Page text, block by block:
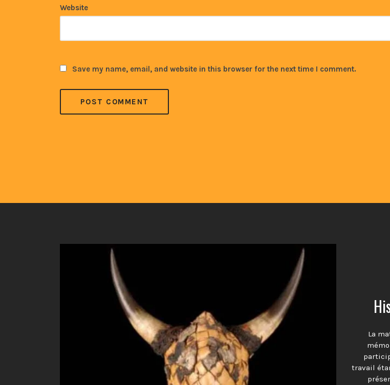
Website
Save my name, email, and website in this browser for the next time I comment.
La
travail